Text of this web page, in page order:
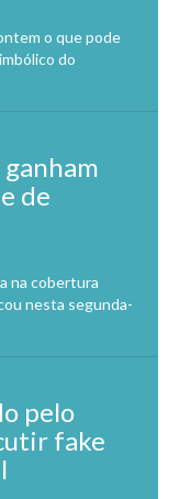
o que pode
do
de
na cobertura
nesta segunda-
pelo
fake